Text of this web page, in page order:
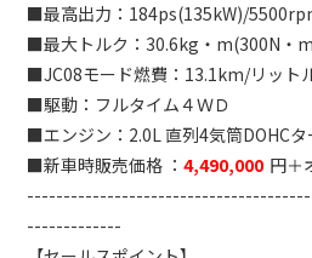
■最高出力： 184ps(135kW)/
■最大トルク： 30.6kg・m(300N・
■JC08モード燃費： 13.1km/リット
■駆動：フルタイム４ＷＤ
■エンジン：2.0L直列4気筒DOHCタ
■新車時販売価格 ：4,490,000 円＋
-------------